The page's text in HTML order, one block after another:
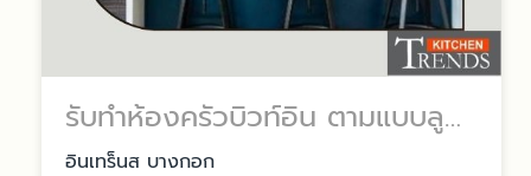
รับทำห้องครัวบิวท์อิน ตามแบบลูกค้า
อินเทร็นส บางกอก